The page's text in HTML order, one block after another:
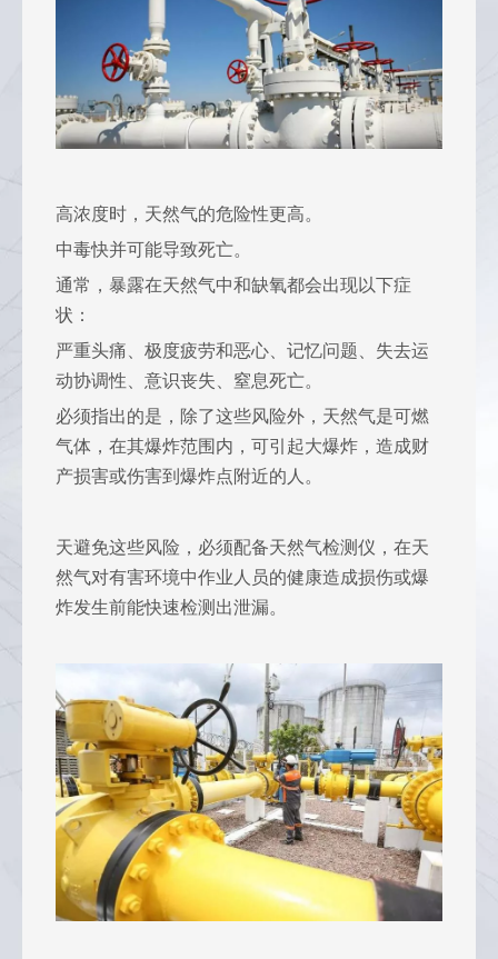
高浓度时，天然气的危险性更高。
中毒快并可能导致死亡。
通常，暴露在天然气中和缺氧都会出现以下症
状：
严重头痛、极度疲劳和恶心、记忆问题、失去运
动协调性、意识丧失、窒息死亡。
必须指出的是，除了这些风险外，天然气是可燃
气体，在其爆炸范围内，可引起大爆炸，造成财
产损害或伤害到爆炸点附近的人。
天避免这些风险，必须配备天然气检测仪，在天
然气对有害环境中作业人员的健康造成损伤或爆
炸发生前能快速检测出泄漏。